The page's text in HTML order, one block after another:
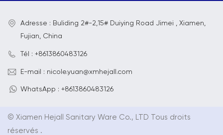
Adresse : Buliding 2#-2,15# Duiying Road Jimei , Xiamen,
Fujian, China
Tél : +8613860483126
E-mail : nicole.yuan@xmhejall.com
WhatsApp : +8613860483126
© Xiamen Hejall Sanitary Ware Co., LTD Tous droits
réservés .